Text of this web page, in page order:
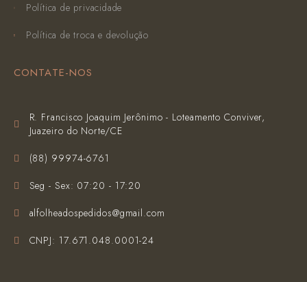
Política de privacidade
Política de troca e devolução
CONTATE-NOS
R. Francisco Joaquim Jerônimo - Loteamento Conviver,
Juazeiro do Norte/CE
(‪88) 99974-6761‬
Seg - Sex: 07:20 - 17:20
alfolheadospedidos@gmail.com
CNPJ: 17.671.048.0001-24